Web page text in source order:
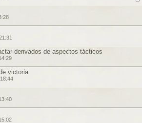
derivados de aspectos tácticos
victoria